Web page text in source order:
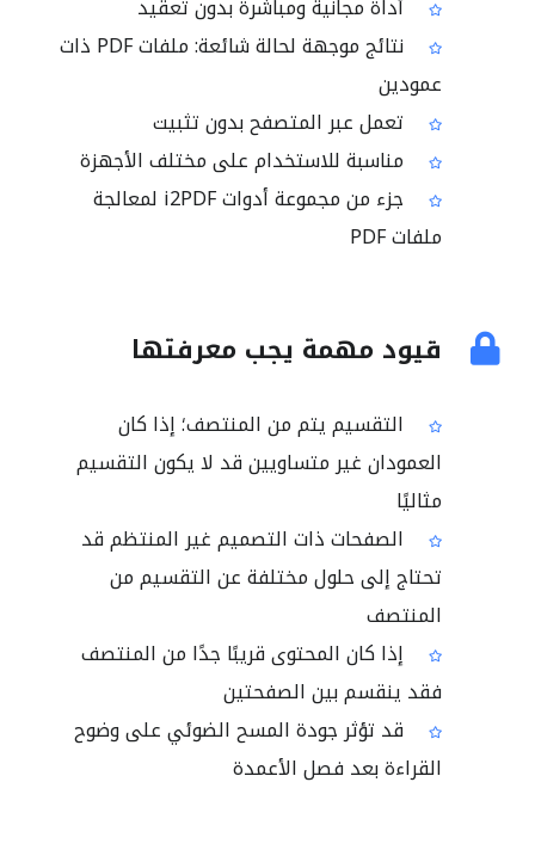
أداة مجانية ومباشرة بدون تعقيد
نتائج موجهة لحالة شائعة: ملفات PDF ذات
عمودين
تعمل عبر المتصفح بدون تثبيت
مناسبة للاستخدام على مختلف الأجهزة
جزء من مجموعة أدوات i2PDF لمعالجة
ملفات PDF
قيود مهمة يجب معرفتها
التقسيم يتم من المنتصف؛ إذا كان
العمودان غير متساويين قد لا يكون التقسيم
مثاليًا
الصفحات ذات التصميم غير المنتظم قد
تحتاج إلى حلول مختلفة عن التقسيم من
المنتصف
إذا كان المحتوى قريبًا جدًا من المنتصف
فقد ينقسم بين الصفحتين
قد تؤثر جودة المسح الضوئي على وضوح
القراءة بعد فصل الأعمدة